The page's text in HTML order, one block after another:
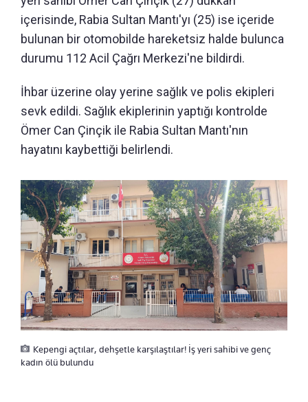
içerisinde, Rabia Sultan Mantı'yı (25) ise içeride
bulunan bir otomobilde hareketsiz halde bulunca
durumu 112 Acil Çağrı Merkezi'ne bildirdi.
İhbar üzerine olay yerine sağlık ve polis ekipleri
sevk edildi. Sağlık ekiplerinin yaptığı kontrolde
Ömer Can Çinçik ile Rabia Sultan Mantı'nın
hayatını kaybettiği belirlendi.
Kepengi açtılar, dehşetle karşılaştılar! İş yeri sahibi ve genç
kadın ölü bulundu